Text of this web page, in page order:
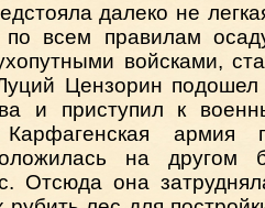
далеко не
по всем правилам
войсками,
Цензорин
и приступил к
армия
на другом
Отсюда она